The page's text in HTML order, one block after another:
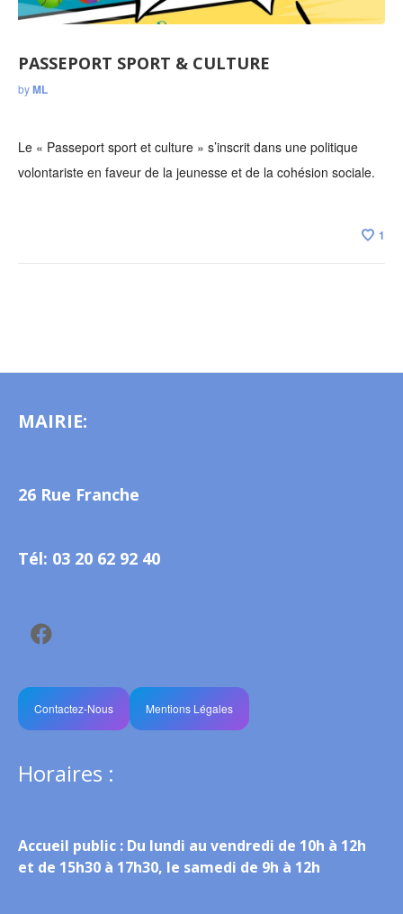
PASSEPORT SPORT & CULTURE
byML
Le « Passeport sport et culture » s’inscrit dans une politique
volontariste en faveur de la jeunesse et de la cohésion sociale.
1
MAIRIE:
26 Rue Franche
Tél: 03 20 62 92 40
Contactez-Nous Mentions Légales
Horaires :
Accueil public : Du lundi au vendredi de 10h à 12h
et de 15h30 à 17h30, le samedi de 9h à 12h